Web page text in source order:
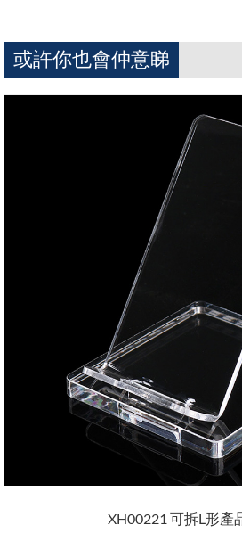
或許你也會仲意睇
XH00221 可拆L形產